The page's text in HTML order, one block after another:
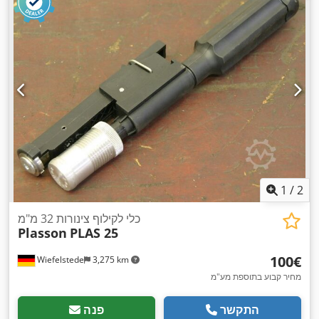
1 /2
Wiefelstede 3,275 km
כלי לקילוף צינורות 32 מ"מ
Plasson PLAS 25
‏100 ‏€
מחיר קבוע בתוספת מע"מ
פנה התקשר